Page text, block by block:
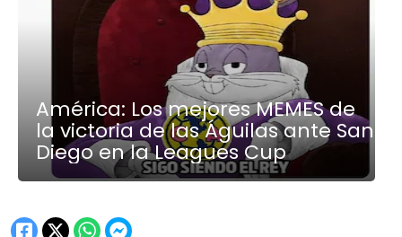
América: Los mejores MEMES de
la victoria de las Águilas ante San
Diego en la Leagues Cup